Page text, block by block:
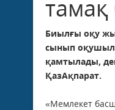
тамақ
Биылғы оқу
сынып
қамтылады,
ҚазАқпарат.
«Мемлекет